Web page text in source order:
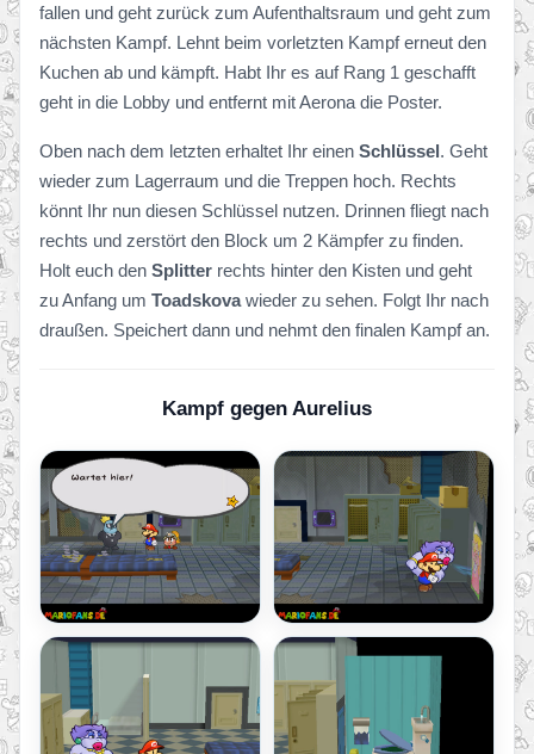
fallen und geht zurück zum Aufenthaltsraum und geht zum
nächsten Kampf. Lehnt beim vorletzten Kampf erneut den
Kuchen ab und kämpft. Habt Ihr es auf Rang 1 geschafft
geht in die Lobby und entfernt mit Aerona die Poster.
Oben nach dem letzten erhaltet Ihr einen Schlüssel. Geht
wieder zum Lagerraum und die Treppen hoch. Rechts
könnt Ihr nun diesen Schlüssel nutzen. Drinnen fliegt nach
rechts und zerstört den Block um 2 Kämpfer zu finden.
Holt euch den Splitter rechts hinter den Kisten und geht
zu Anfang um Toadskovawieder zu sehen. Folgt Ihr nach
draußen. Speichert dann und nehmt den finalen Kampf an.
Kampf gegen Aurelius